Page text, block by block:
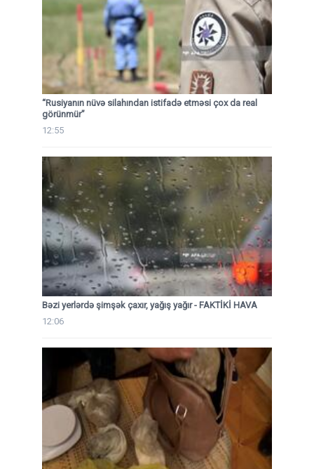
“Rusiyanın nüvə silahından istifadə etməsi çox da real
görünmür”
12:55
Bəzi yerlərdə şimşək çaxır, yağış yağır - FAKTİKİ HAVA
12:06